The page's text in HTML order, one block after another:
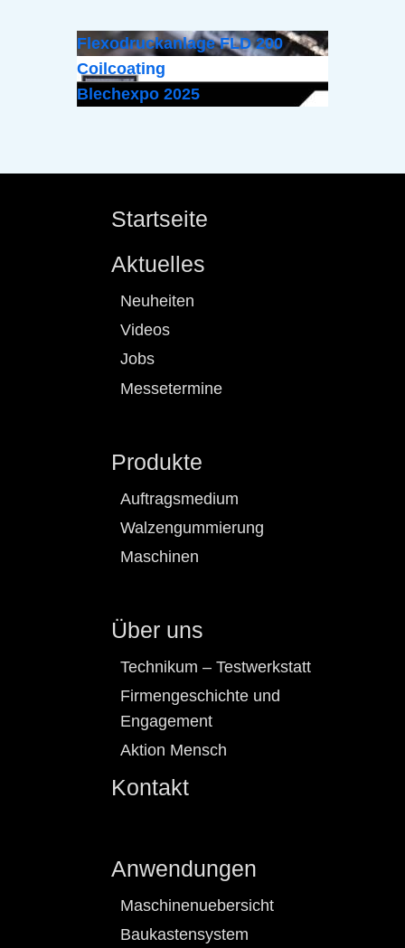
Flexodruckanlage FLD 200
Coilcoating
Blechexpo 2025
Startseite
Aktuelles
Neuheiten
Videos
Jobs
Messetermine
Produkte
Auftragsmedium
Walzengummierung
Maschinen
Über uns
Technikum – Testwerkstatt
Firmengeschichte und
Engagement
Aktion Mensch
Kontakt
Anwendungen
Maschinenuebersicht
Baukastensystem